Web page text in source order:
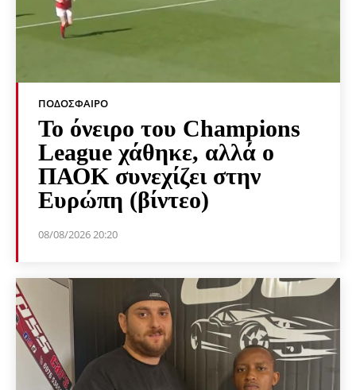
ΠΟΔΌΣΦΑΙΡΟ
Το όνειρο του Champions
League χάθηκε, αλλά ο
ΠΑΟΚ συνεχίζει στην
Ευρώπη (βίντεο)
08/08/2026 20:20